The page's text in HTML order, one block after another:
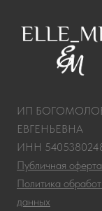
ИП
ЕВГЕНЬЕВНА
ИНН
Публичная оферта
Политика
данных